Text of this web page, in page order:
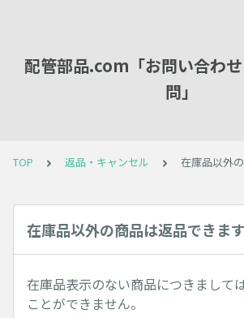
配管部品.com「お問い合わ
問」
TOP 返品・キャンセル 在庫品以外
在庫品以外の商品は返品できま
在庫品表示のない商品につきまして
ことができません。